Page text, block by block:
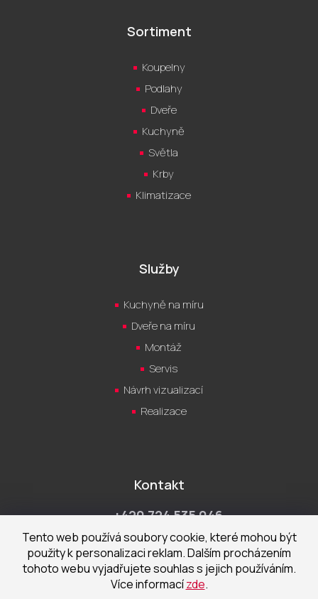
Tento web používá soubory cookie, které mohou být
použity k personalizaci reklam. Dalším procházením
tohoto webu vyjadřujete souhlas s jejich používáním.
Více informacízde.
Sortiment
Koupelny
Podlahy
Dveře
Kuchyně
Světla
Krby
Klimatizace
Služby
Kuchyně na míru
Dveře na míru
Montáž
Servis
Návrh vizualizací
Realizace
Kontakt
+420 724 535 046
Po-Pá 9:00 - 18:00 hod
obchod@cecetka.cz